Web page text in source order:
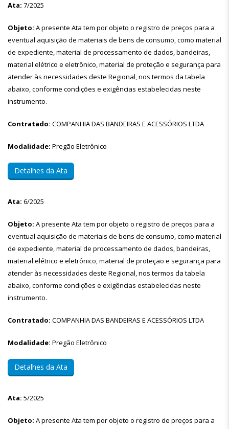
Ata: 7/2025
Objeto: A presente Ata tem por objeto o registro de preços para a
eventual aquisição de materiais de bens de consumo, como material
de expediente, material de processamento de dados, bandeiras,
material elétrico e eletrônico, material de proteção e segurança para
atender às necessidades deste Regional, nos termos da tabela
abaixo, conforme condições e exigências estabelecidas neste
instrumento.
Contratado: COMPANHIA DAS BANDEIRAS E ACESSÓRIOS LTDA
Modalidade: Pregão Eletrônico
Detalhes da Ata
Ata: 6/2025
Objeto: A presente Ata tem por objeto o registro de preços para a
eventual aquisição de materiais de bens de consumo, como material
de expediente, material de processamento de dados, bandeiras,
material elétrico e eletrônico, material de proteção e segurança para
atender às necessidades deste Regional, nos termos da tabela
abaixo, conforme condições e exigências estabelecidas neste
instrumento.
Contratado: COMPANHIA DAS BANDEIRAS E ACESSÓRIOS LTDA
Modalidade: Pregão Eletrônico
Detalhes da Ata
Ata: 5/2025
Objeto: A presente Ata tem por objeto o registro de preços para a